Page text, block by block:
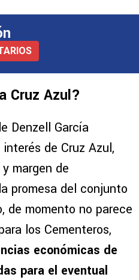
Cruz Azul?
Denzell García
de Cruz Azul,
margen de
promesa del conjunto
de momento no parece
los Cementeros,
económicas de
para el eventual